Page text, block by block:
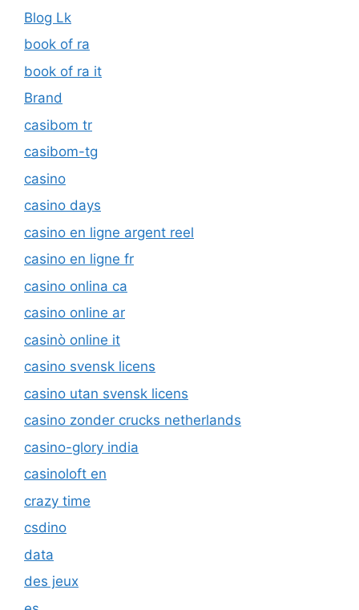
Blog Lk
book of ra
book of ra it
Brand
casibom tr
casibom-tg
casino
casino days
casino en ligne argent reel
casino en ligne fr
casino onlina ca
casino online ar
casinò online it
casino svensk licens
casino utan svensk licens
casino zonder crucks netherlands
casino-glory india
casinoloft en
crazy time
csdino
data
des jeux